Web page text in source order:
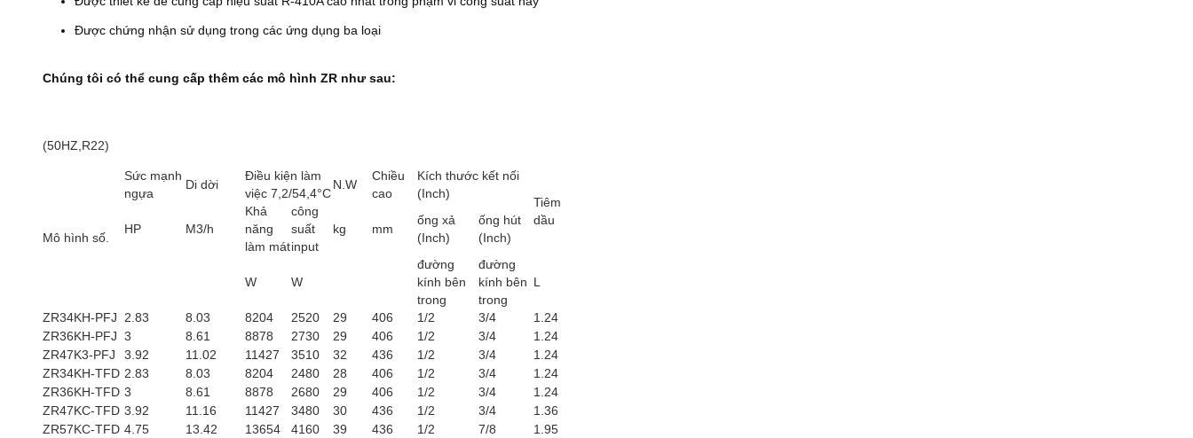
Được chứng nhận sử dụng trong các ứng dụng ba loại
Chúng tôi có thể cung cấp thêm các mô hình ZR như sau:
(50HZ,R22)
Mô hình số.
Sức mạnh
ngựa
Di dời
Điều kiện làm
việc 7,2/54,4°C
N.W
Chiều
cao
Kích thước kết nối
(Inch)
Tiêm
dầu
HP M3/h
Khả
năng
làm mát
công
suất
input
kg mm
ống xả
(Inch)
ống hút
(Inch)
W W
đường
kính bên
trong
đường
kính bên
trong
L
ZR34KH-PFJ 2.83 8.03 8204 2520 29 406 1/2 3/4
1.24
ZR36KH-PFJ 3 8.61 8878 2730 29 406 1/2 3/4
1.24
ZR47K3-PFJ
3.92 11.02 11427 3510 32 436 1/2 3/4
1.24
ZR34KH-TFD 2.83 8.03 8204 2480 28 406 1/2 3/4
1.24
ZR36KH-TFD 3 8.61 8878 2680 29 406 1/2 3/4
1.24
ZR47KC-TFD 3.92 11.16 11427 3480 30 436 1/2 3/4
1.36
ZR57KC-TFD 4.75 13.42 13654 4160 39 436 1/2 7/8
1.95